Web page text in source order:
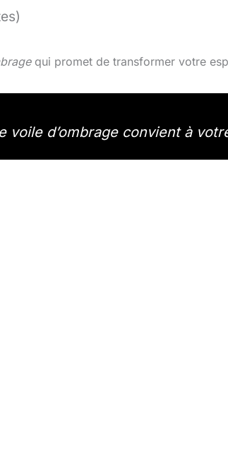
qui promet de transformer votre
voile d’ombrage convient à